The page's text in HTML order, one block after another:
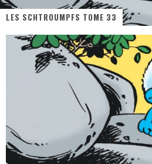
LES SCHTROUMPFS TOME 33